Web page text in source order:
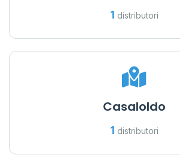
1 distributori
Casaloldo
1 distributori